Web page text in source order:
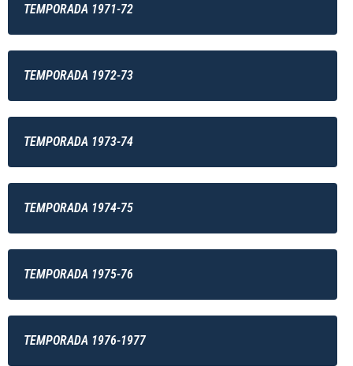
TEMPORADA 1971-72
TEMPORADA 1972-73
TEMPORADA 1973-74
TEMPORADA 1974-75
TEMPORADA 1975-76
TEMPORADA 1976-1977